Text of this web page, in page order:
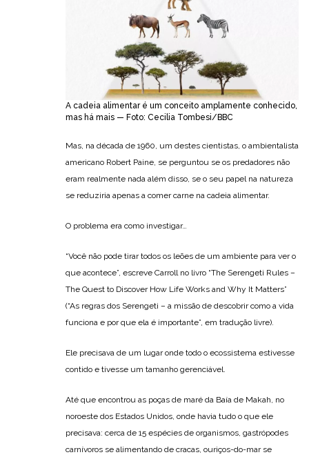
A cadeia alimentar é um conceito amplamente conhecido,
mas há mais — Foto: Cecilia Tombesi/BBC
Mas, na década de 1960, um destes cientistas, o ambientalista
americano Robert Paine, se perguntou se os predadores não
eram realmente nada além disso, se o seu papel na natureza
se reduziria apenas a comer carne na cadeia alimentar.
O problema era como investigar…
“Você não pode tirar todos os leões de um ambiente para ver o
que acontece”, escreve Carroll no livro “The Serengeti Rules –
The Quest to Discover How Life Works and Why It Matters”
(“As regras dos Serengeti – a missão de descobrir como a vida
funciona e por que ela é importante”, em tradução livre).
Ele precisava de um lugar onde todo o ecossistema estivesse
contido e tivesse um tamanho gerenciável.
Até que encontrou as poças de maré da Baía de Makah, no
noroeste dos Estados Unidos, onde havia tudo o que ele
precisava: cerca de 15 espécies de organismos, gastrópodes
carnívoros se alimentando de cracas, ouriços-do-mar se